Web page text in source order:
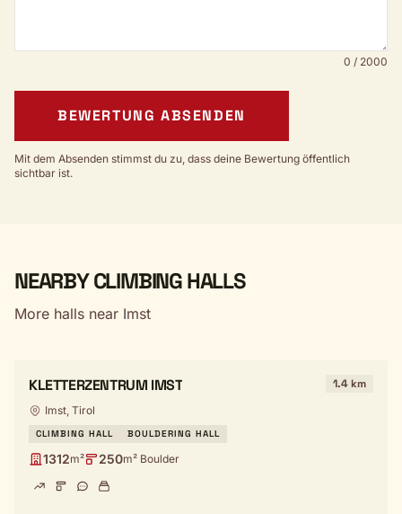
0 / 2000
BEWERTUNG ABSENDEN
Mit dem Absenden stimmst du zu, dass deine Bewertung öffentlich
sichtbar ist.
NEARBY CLIMBING HALLS
More halls near Imst
KLETTERZENTRUM IMST 1.4 km
Imst, Tirol
CLIMBING HALL BOULDERING HALL
1312m² 250m² Boulder